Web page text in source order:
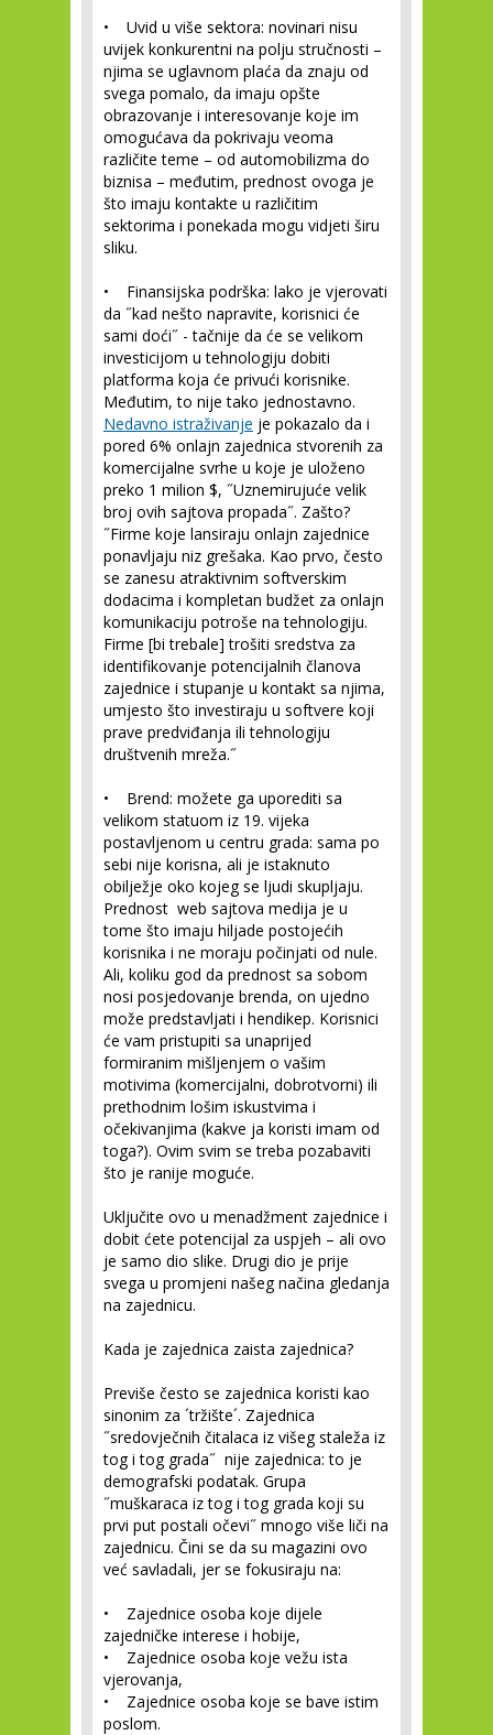
• Uvid u više sektora: novinari nisu
uvijek konkurentni na polju stručnosti –
njima se uglavnom plaća da znaju od
svega pomalo, da imaju opšte
obrazovanje i interesovanje koje im
omogućava da pokrivaju veoma
različite teme – od automobilizma do
biznisa – međutim, prednost ovoga je
što imaju kontakte u različitim
sektorima i ponekada mogu vidjeti širu
sliku.
• Finansijska podrška: lako je vjerovati
da ˝kad nešto napravite, korisnici će
sami doći˝ - tačnije da će se velikom
investicijom u tehnologiju dobiti
platforma koja će privući korisnike.
Međutim, to nije tako jednostavno.
Nedavno istraživanje je pokazalo da i
pored 6% onlajn zajednica stvorenih za
komercijalne svrhe u koje je uloženo
preko 1 milion $, ˝Uznemirujuće velik
broj ovih sajtova propada˝. Zašto?
˝Firme koje lansiraju onlajn zajednice
ponavljaju niz grešaka. Kao prvo, često
se zanesu atraktivnim softverskim
dodacima i kompletan budžet za onlajn
komunikaciju potroše na tehnologiju.
Firme [bi trebale] trošiti sredstva za
identifikovanje potencijalnih članova
zajednice i stupanje u kontakt sa njima,
umjesto što investiraju u softvere koji
prave predviđanja ili tehnologiju
društvenih mreža.˝
• Brend: možete ga uporediti sa
velikom statuom iz 19. vijeka
postavljenom u centru grada: sama po
sebi nije korisna, ali je istaknuto
obilježje oko kojeg se ljudi skupljaju.
Prednost web sajtova medija je u
tome što imaju hiljade postojećih
korisnika i ne moraju počinjati od nule.
Ali, koliku god da prednost sa sobom
nosi posjedovanje brenda, on ujedno
može predstavljati i hendikep. Korisnici
će vam pristupiti sa unaprijed
formiranim mišljenjem o vašim
motivima (komercijalni, dobrotvorni) ili
prethodnim lošim iskustvima i
očekivanjima (kakve ja koristi imam od
toga?). Ovim svim se treba pozabaviti
što je ranije moguće.
Uključite ovo u menadžment zajednice i
dobit ćete potencijal za uspjeh – ali ovo
je samo dio slike. Drugi dio je prije
svega u promjeni našeg načina gledanja
na zajednicu.
Kada je zajednica zaista zajednica?
Previše često se zajednica koristi kao
sinonim za ´tržište´. Zajednica
˝sredovječnih čitalaca iz višeg staleža iz
tog i tog grada˝ nije zajednica: to je
demografski podatak. Grupa
˝muškaraca iz tog i tog grada koji su
prvi put postali očevi˝ mnogo više liči na
zajednicu. Čini se da su magazini ovo
već savladali, jer se fokusiraju na:
• Zajednice osoba koje dijele
zajedničke interese i hobije,
• Zajednice osoba koje vežu ista
vjerovanja,
• Zajednice osoba koje se bave istim
poslom.